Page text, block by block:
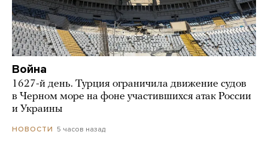
Война
1627-й день. Турция ограничила движение судов
в Черном море на фоне участившихся атак России
и Украины
НОВОСТИ 5 часов назад